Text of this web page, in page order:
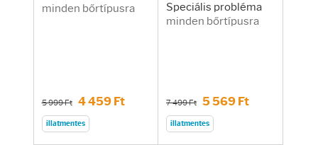
minden bőrtípusra
5 999 Ft 4 459 Ft
illatmentes
Speciális probléma
minden bőrtípusra
7 499 Ft 5 569 Ft
illatmentes